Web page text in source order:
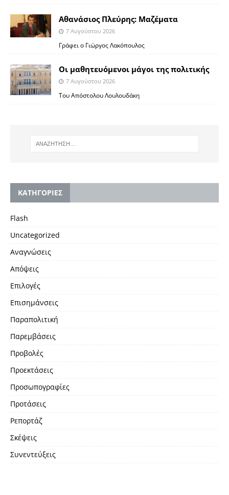
Αθανάσιος Πλεύρης: Μαζέματα
7 Αυγούστου 2026
Γράφει ο Γιώργος Λακόπουλος
Οι μαθητευόμενοι μάγοι της πολιτικής
7 Αυγούστου 2026
Του Απόστολου Λουλουδάκη
KΑΤΗΓΟΡΙΕΣ
Flash
Uncategorized
Αναγνώσεις
Απόψεις
Επιλογές
Επισημάνσεις
Παραπολιτική
Παρεμβάσεις
Προβολές
Προεκτάσεις
Προσωπογραφίες
Προτάσεις
Ρεπορτάζ
Σκέψεις
Συνεντεύξεις